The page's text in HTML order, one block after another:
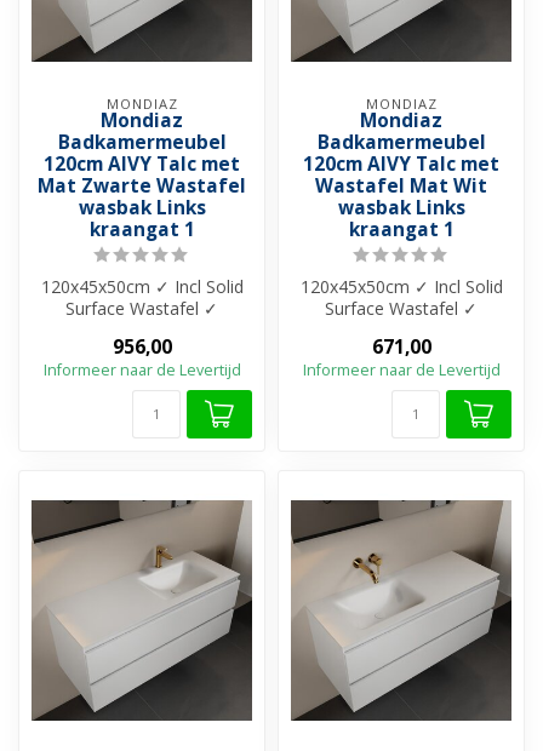
MONDIAZ
Mondiaz
Badkamermeubel
120cm AIVY Talc met
Mat Zwarte Wastafel
wasbak Links
kraangat 1
120x45x50cm ✓ Incl Solid
Surface Wastafel ✓
Beschikbaar in ...
956,00
Informeer naar de Levertijd
MONDIAZ
Mondiaz
Badkamermeubel
120cm AIVY Talc met
Wastafel Mat Wit
wasbak Links
kraangat 1
120x45x50cm ✓ Incl Solid
Surface Wastafel ✓
Beschikbaar in ...
671,00
Informeer naar de Levertijd